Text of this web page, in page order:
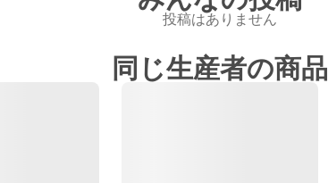
投稿はありません
同じ生産者の商品